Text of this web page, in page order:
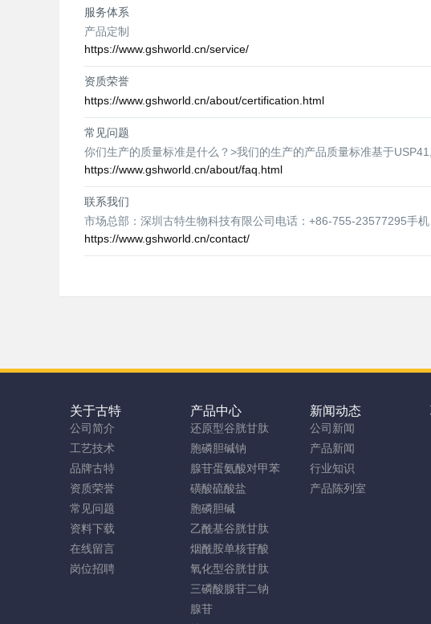
服务体系
产品定制
https://www.gshworld.cn/service/
资质荣誉
https://www.gshworld.cn/about/certification.html
常见问题
你们生产的质量标准是什么？>我们的生产的产品质量标准基于
https://www.gshworld.cn/about/faq.html
联系我们
市场总部：深圳古特生物科技有限公司电话：+86-755-23577295手
https://www.gshworld.cn/contact/
关于古特
公司简介
工艺技术
品牌古特
资质荣誉
常见问题
资料下载
在线留言
岗位招聘
产品中心
还原型谷胱甘肽
胞磷胆碱钠
腺苷蛋氨酸对甲苯
磺酸硫酸盐
胞磷胆碱
乙酰基谷胱甘肽
烟酰胺单核苷酸
氧化型谷胱甘肽
三磷酸腺苷二钠
腺苷
新闻动态
公司新闻
产品新闻
行业知识
产品陈列室